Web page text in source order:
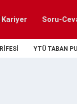
Kariyer Soru-
YTÜ TABAN